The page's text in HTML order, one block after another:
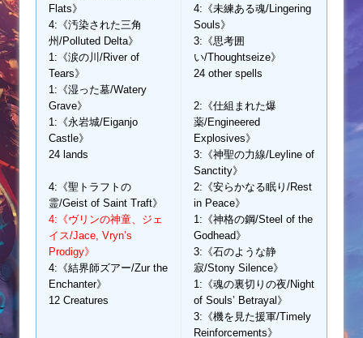
Flats》
4:《汚染された三角
州/Polluted Delta》
1:《涙の川/River of
Tears》
1:《湿った墓/Watery
Grave》
1:《永岩城/Eiganjo
Castle》
24 lands
4:《聖トラフトの
霊/Geist of Saint Traft》
4:《ヴリンの神童、ジェ
イス/Jace, Vryn’s
Prodigy》
4:《結界師ズアー/Zur the
Enchanter》
12 Creatures
4:《未練ある魂/Lingering
Souls》
3:《思考囲
い/Thoughtseize》
24 other spells
2:《仕組まれた爆
薬/Engineered
Explosives》
3:《神聖の力線/Leyline of
Sanctity》
2:《安らかなる眠り/Rest
in Peace》
1:《神格の鋼/Steel of the
Godhead》
3:《石のような静
寂/Stony Silence》
1:《魂の裏切りの夜/Night
of Souls’ Betrayal》
3:《機を見た援軍/Timely
Reinforcements》